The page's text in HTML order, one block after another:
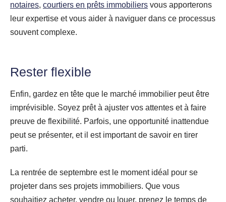
notaires, courtiers en prêts immobiliers vous apporterons
leur expertise et vous aider à naviguer dans ce processus
souvent complexe.
Rester flexible
Enfin, gardez en tête que le marché immobilier peut être
imprévisible. Soyez prêt à ajuster vos attentes et à faire
preuve de flexibilité. Parfois, une opportunité inattendue
peut se présenter, et il est important de savoir en tirer
parti.
La rentrée de septembre est le moment idéal pour se
projeter dans ses projets immobiliers. Que vous
souhaitiez acheter, vendre ou louer, prenez le temps de